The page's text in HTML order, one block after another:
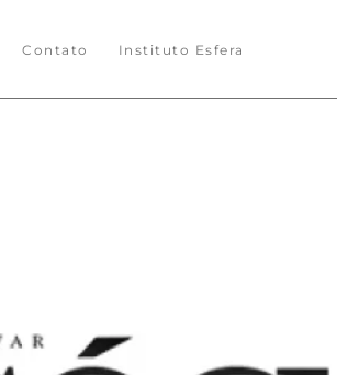
Contato Instituto Esfera